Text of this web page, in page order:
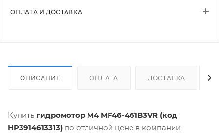
ОПЛАТА И ДОСТАВКА
ОПИСАНИЕ ОПЛАТА ДОСТАВКА
Купить гидромотор M4 MF46-461B3VR (код
HP3914613313) по отличной цене в компании